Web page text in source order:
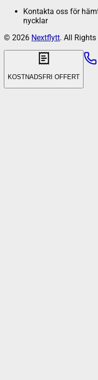
Kontakta oss för
nycklar
© 2026 Nextflytt. All Rights
KOSTNADSFRI OFFERT